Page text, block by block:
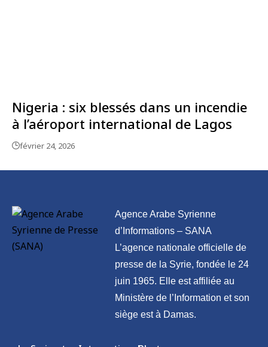
Nigeria : six blessés dans un incendie
à l’aéroport international de Lagos
février 24, 2026
Agence Arabe Syrienne
d’Informations – SANA
L’agence nationale officielle de
presse de la Syrie, fondée le 24
juin 1965. Elle est affiliée au
Ministère de l’Information et son
siège est à Damas.